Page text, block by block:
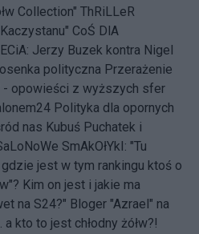
Collection" ThRiLLeR
CoŚ DlA
Jerzy Buzek kontra Nigel
polityczna Przerażenie
- opowieści z wyższych sfer
Polityka dla opornych
nas Kubuś Puchatek i
SmAkOłYkI: "Tu
jest w tym rankingu ktoś o
Kim on jest i jakie ma
na S24?" Bloger "Azrael" na
a kto to jest chłodny żółw?!